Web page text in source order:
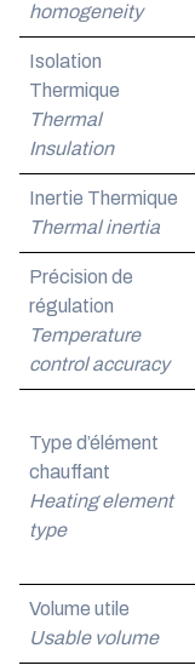
homogeneity
Isolation
Thermique
Thermal
Insulation
Inertie Thermique
Thermal inertia
Précision de
régulation
Temperature
control accuracy
Type d’élément
chauffant
Heating element
type
Volume utile
Usable volume